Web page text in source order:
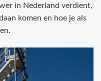
in Nederland verdient,
komen en hoe je als